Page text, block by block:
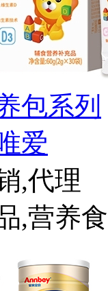
包系列
爱
,代理
,营养